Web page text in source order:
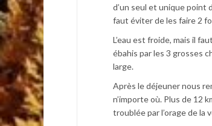
d’un seul et unique point
faut éviter de les faire 2
L’eau est froide, mais il
ébahis par les 3 grosses
large.
Après le déjeuner nous
n’importe où. Plus de 12
troublée par l’orage de la